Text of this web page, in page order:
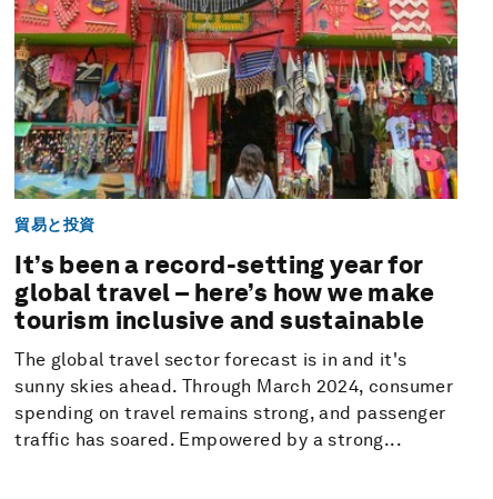
貿易と投資
It’s been a record-setting year for
global travel – here’s how we make
tourism inclusive and sustainable
The global travel sector forecast is in and it's
sunny skies ahead. Through March 2024, consumer
spending on travel remains strong, and passenger
traffic has soared. Empowered by a strong...